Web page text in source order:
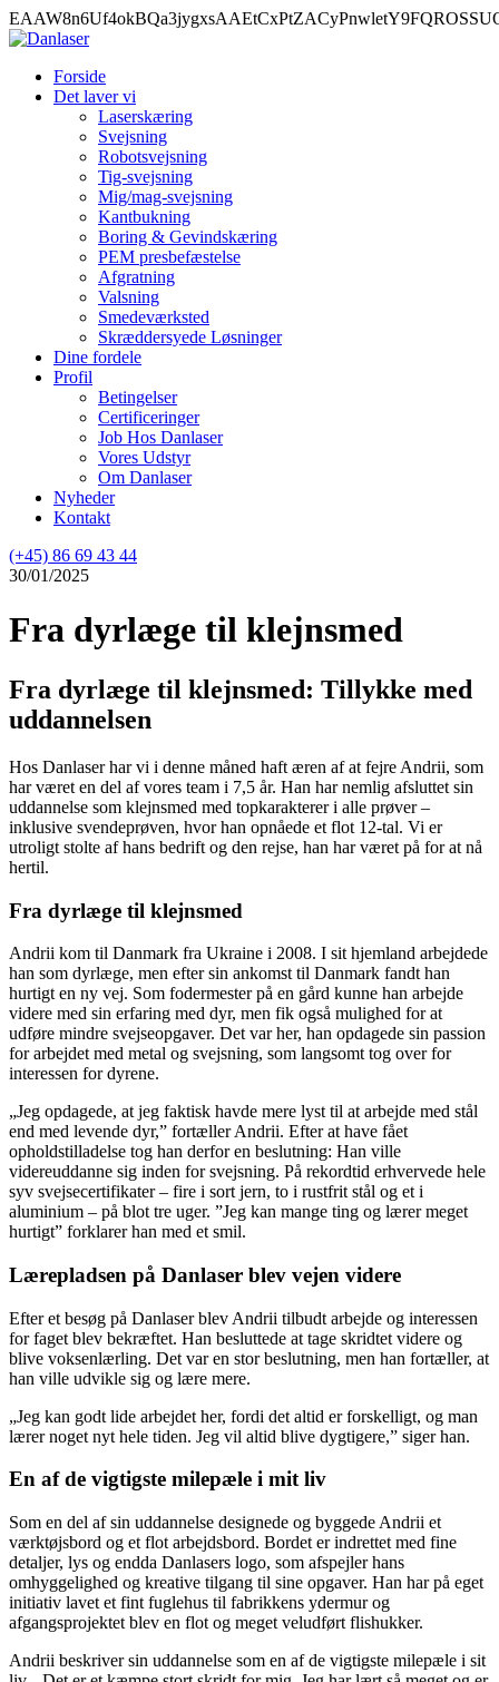
Forside
Det laver vi
Laserskæring
Svejsning
Robotsvejsning
Tig-svejsning
Mig/mag-svejsning
Kantbukning
Boring & Gevindskæring
PEM presbefæstelse
Afgratning
Valsning
Smedeværksted
Skræddersyede Løsninger
Dine fordele
Profil
Betingelser
Certificeringer
Job Hos Danlaser
Vores Udstyr
Om Danlaser
Nyheder
Kontakt
(+45) 86 69 43 44
30/01/2025
Fra dyrlæge til klejnsmed
Fra dyrlæge til klejnsmed: Tillykke med
uddannelsen
Hos Danlaser har vi i denne måned haft æren af at fejre Andrii, som
har været en del af vores team i 7,5 år. Han har nemlig afsluttet sin
uddannelse som klejnsmed med topkarakterer i alle prøver –
inklusive svendeprøven, hvor han opnåede et flot 12-tal. Vi er
utroligt stolte af hans bedrift og den rejse, han har været på for at nå
hertil.
Fra dyrlæge til klejnsmed
Andrii kom til Danmark fra Ukraine i 2008. I sit hjemland arbejdede
han som dyrlæge, men efter sin ankomst til Danmark fandt han
hurtigt en ny vej. Som fodermester på en gård kunne han arbejde
videre med sin erfaring med dyr, men fik også mulighed for at
udføre mindre svejseopgaver. Det var her, han opdagede sin passion
for arbejdet med metal og svejsning, som langsomt tog over for
interessen for dyrene.
„Jeg opdagede, at jeg faktisk havde mere lyst til at arbejde med stål
end med levende dyr,” fortæller Andrii. Efter at have fået
opholdstilladelse tog han derfor en beslutning: Han ville
videreuddanne sig inden for svejsning. På rekordtid erhvervede hele
syv svejsecertifikater – fire i sort jern, to i rustfrit stål og et i
aluminium – på blot tre uger. ”Jeg kan mange ting og lærer meget
hurtigt” forklarer han med et smil.
Lærepladsen på Danlaser blev vejen videre
Efter et besøg på Danlaser blev Andrii tilbudt arbejde og interessen
for faget blev bekræftet. Han besluttede at tage skridtet videre og
blive voksenlærling. Det var en stor beslutning, men han fortæller, at
han ville udvikle sig og lære mere.
„Jeg kan godt lide arbejdet her, fordi det altid er forskelligt, og man
lærer noget nyt hele tiden. Jeg vil altid blive dygtigere,” siger han.
En af de vigtigste milepæle i mit liv
Som en del af sin uddannelse designede og byggede Andrii et
værktøjsbord og et flot arbejdsbord. Bordet er indrettet med fine
detaljer, lys og endda Danlasers logo, som afspejler hans
omhyggelighed og kreative tilgang til sine opgaver. Han har på eget
initiativ lavet et fint fuglehus til fabrikkens ydermur og
afgangsprojektet blev en flot og meget veludført flishukker.
Andrii beskriver sin uddannelse som en af de vigtigste milepæle i sit